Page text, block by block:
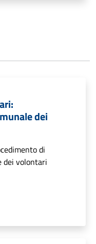
dei
di
dei volontari